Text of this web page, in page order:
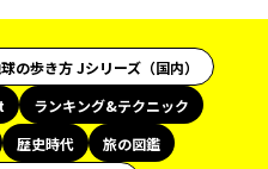
の歩き方 Jシリーズ（国内）
ランキング&テクニック
歴史時代
旅の図鑑